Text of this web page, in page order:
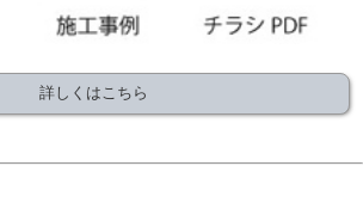
詳しくはこちら